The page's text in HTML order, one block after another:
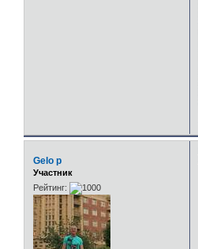
Gelo p
Участник
Рейтинг: